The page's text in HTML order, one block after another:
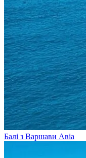
Балі з Варшави Авіа